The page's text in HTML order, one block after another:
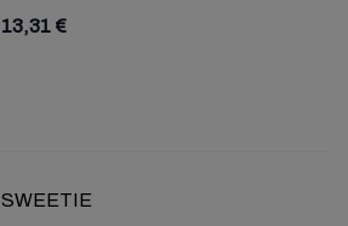
13,31 €
SWEETIE